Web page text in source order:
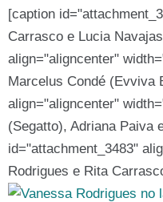
[caption
Carrasco e Lucia
align="aligncenter"
Marcelus Condé (Evviva
align="aligncenter"
(Segatto), Adriana Paiva
id="attachment_3483"
Rodrigues e Rita